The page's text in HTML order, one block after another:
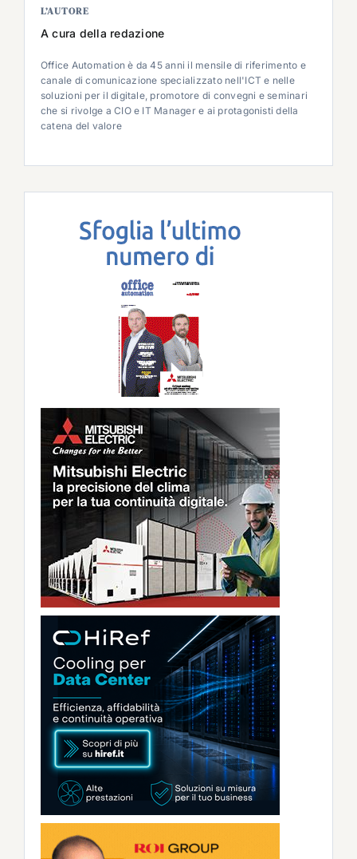
L’AUTORE
A cura della redazione
Office Automation è da 45 anni il mensile di riferimento e
canale di comunicazione specializzato nell'ICT e nelle
soluzioni per il digitale, promotore di convegni e seminari
che si rivolge a CIO e IT Manager e ai protagonisti della
catena del valore